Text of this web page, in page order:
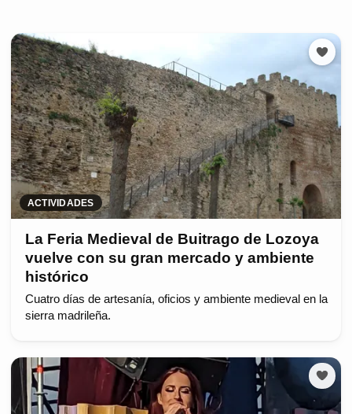
ACTIVIDADES
La Feria Medieval de Buitrago de Lozoya
vuelve con su gran mercado y ambiente
histórico
Cuatro días de artesanía, oficios y ambiente medieval en la
sierra madrileña.